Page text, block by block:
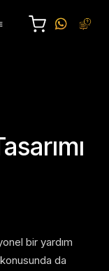
bir yardım
da